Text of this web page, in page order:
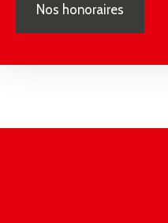
Nos honoraires